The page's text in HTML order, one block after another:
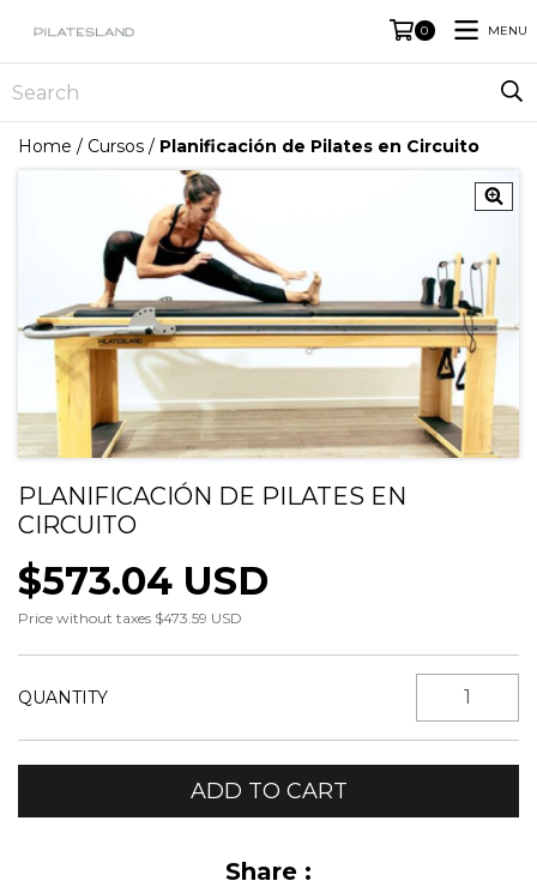
0 MENU
Home / Cursos / Planificación de Pilates en Circuito
PLANIFICACIÓN DE PILATES EN
CIRCUITO
$573.04 USD
Price without taxes $473.59 USD
QUANTITY
Share :